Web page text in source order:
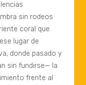
sin rodeos
coral que
lugar de
donde pasado y
sin fundirse— la
frente al